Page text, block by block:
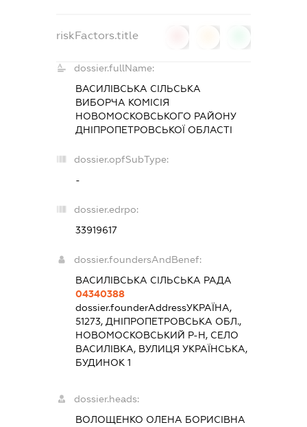
riskFactors.title
dossier.fullName:
ВАСИЛІВСЬКА СІЛЬСЬКА
ВИБОРЧА КОМІСІЯ
НОВОМОСКОВСЬКОГО РАЙОНУ
ДНІПРОПЕТРОВСЬКОЇ ОБЛАСТІ
dossier.opfSubType:
-
dossier.edrpo:
33919617
dossier.foundersAndBenef:
ВАСИЛІВСЬКА СІЛЬСЬКА РАДА
04340388
dossier.founderAddressУКРАЇНА,
51273, ДНІПРОПЕТРОВСЬКА ОБЛ.,
НОВОМОСКОВСЬКИЙ Р-Н, СЕЛО
ВАСИЛІВКА, ВУЛИЦЯ УКРАЇНСЬКА,
БУДИНОК 1
dossier.heads:
ВОЛОЩЕНКО ОЛЕНА БОРИСІВНА